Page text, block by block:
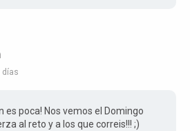
días
es poca! Nos vemos el Domingo
al reto y a los que correis!!! ;)